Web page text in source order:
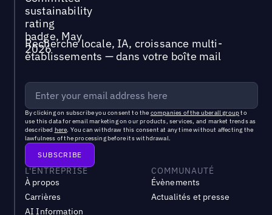
Recherche locale, IA, croissance multi-
établissements — dans votre boîte mail
By clicking on subscribe you consent to the companies of the uberall groupto
use this data for email marketing on our products, services, and market trends as
described here. You can withdraw this consent at any time without affecting the
lawfulness of the processing before its withdrawal.
L'ENTREPRISE
À propos
Carrières
AI Information
COMMUNAUTÉ
Évènements
Actualités et presse